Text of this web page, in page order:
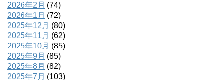
2026年2月 (74)
2026年1月 (72)
2025年12月 (80)
2025年11月 (62)
2025年10月 (85)
2025年9月 (85)
2025年8月 (82)
2025年7月 (103)